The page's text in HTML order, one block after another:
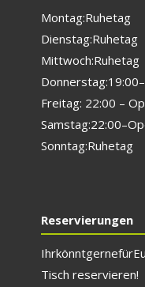
Montag: Ruhetag
Dienstag: Ruhetag
Mittwoch: Ruhetag
Donnerstag: 19:00
Freitag: 22:00 –
Samstag: 22:00 –
Sonntag: Ruhetag
Reservierungen
Ihr könnt gerne für E
Tisch reservieren!